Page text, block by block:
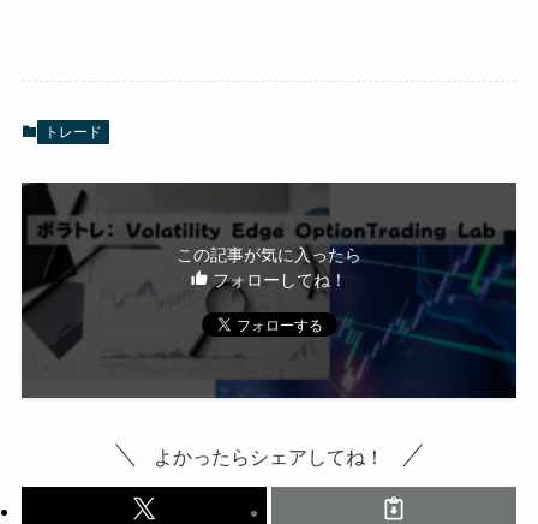
トレード
この記事が気に入ったら
フォローしてね！
よかったらシェアしてね！